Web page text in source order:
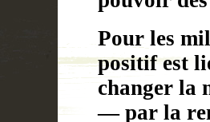
Pour les
positif est
changer la
— par la